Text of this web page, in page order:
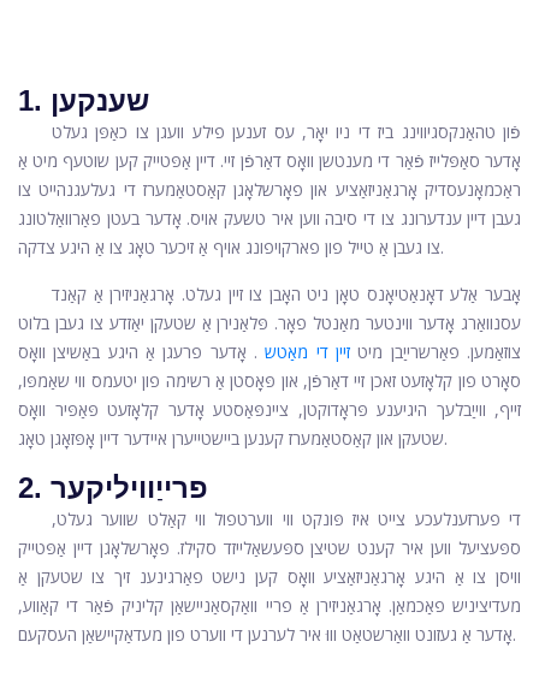
1. שענקען
פֿון טהאַנקסגיווינג ביז די ניו יאָר, עס זענען פילע וועגן צו כאַפּן געלט
אָדער סאַפּלייז פֿאַר די מענטשן וואָס דאַרפֿן זיי. דיין אַפּטייק קען שוטעף מיט אַ
ראַכמאָנעסדיק אָרגאַניזאַציע און פאָרשלאָגן קאַסטאַמערז די געלעגנהייט צו
געבן דיין ענדערונג צו די סיבה ווען איר טשעק אויס. אָדער בעטן פאַרוואַלטונג
צו געבן אַ טייל פון פארקויפונג אויף אַ זיכער טאָג צו אַ היגע צדקה.
אָבער אַלע דאָנאַטיאָנס טאָן ניט האָבן צו זיין געלט. אָרגאַניזירן אַ קאַנד
עסנוואַרג אָדער ווינטער מאַנטל פאָר. פּלאַנירן אַ שטעקן יאַזדע צו געבן בלוט
צוזאַמען. פאַרשרייַבן מיט זיין די מאַטש . אָדער פרעגן אַ היגע באַשיצן וואָס
סאָרט פון קלאָזעט זאכן זיי דאַרפֿן, און פּאָסטן אַ רשימה פון יטעמס ווי שאַמפּו,
זייף, ווייַבלעך היגיענע פּראָדוקטן, ציינפּאַסטע אָדער קלאָזעט פּאַפּיר וואָס
שטעקן און קאַסטאַמערז קענען ביישטייערן איידער דיין אָפּזאָגן טאָג.
2. פרייַוויליקער
די פערזענלעכע צייט איז פּונקט ווי ווערטפול ווי קאַלט שווער געלט,
ספּעציעל ווען איר קענט שטיצן ספּעשאַלייזד סקילז. פאָרשלאָגן דיין אַפּטייק
וויסן צו אַ היגע אָרגאַניזאַציע וואָס קען נישט פאַרגינענ זיך צו שטעקן אַ
מעדיציניש פאַכמאַן. אָרגאַניזירן אַ פריי וואַקסאַניישאַן קליניק פֿאַר די קאַווע,
אָדער אַ געזונט וואַרשטאַט וווּ איר לערנען די ווערט פון מעדאַקיישאַן העסקעם.